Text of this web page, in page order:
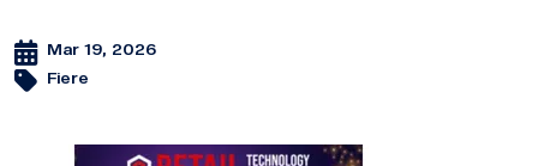
Mar 19, 2026
Fiere